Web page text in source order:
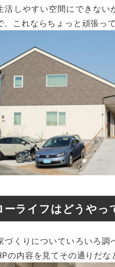
活しやすい空間にできない
、これならちょっと頑張っ
ーライフはどうやっ
づくりについていろいろ
の内容を見てその通りだな